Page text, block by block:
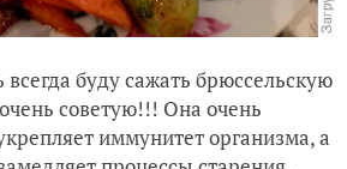
буду сажать брюссельскую
советую!!! Она очень
иммунитет организма, а